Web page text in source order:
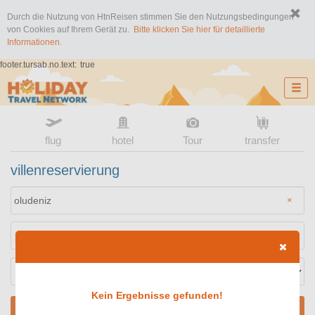
Durch die Nutzung von HtnReisen stimmen Sie den Nutzungsbedingungen
von Cookies auf Ihrem Gerät zu.
Bitte klicken Sie hier für detaillierte
Informationen.
footer.tursab.no.text: true
flug hotel Tour transfer
villenreservierung
×
Kein Ergebnisse gefunden!